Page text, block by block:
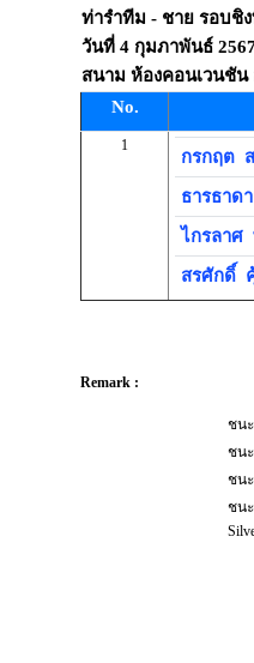
ท่ารำทีม - ชาย รอบชิ
วันที่ 4 กุมภาพันธ์
สนาม ห้องคอนเวนชั
No.
1
กรกฤตส
ธารธาดา
ไกรลาศ
สรศักดิ์คุ้
Remark :
ชน
ชน
ชน
ชน